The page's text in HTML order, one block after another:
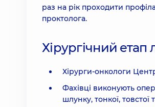
раз на рік проходити
проктолога.
Хірургічний етап
Хірурги-онкологи
Фахівці виконують
шлунку, тонкої,